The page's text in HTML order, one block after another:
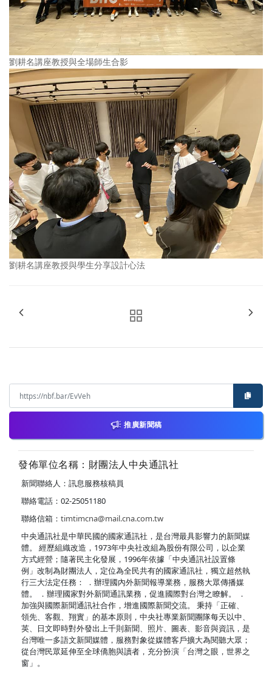
劉耕名講座教授與全場師生合影
劉耕名講座教授與學生分享設計心法
推廣新聞稿
發佈單位名稱：財團法人中央通訊社
新聞聯絡人：訊息服務核稿員
聯絡電話：02-25051180
聯絡信箱： timtimcna@mail.cna.com.tw
中央通訊社是中華民國的國家通訊社，是台灣最具影響力的新聞媒
體。 經歷組織改造，1973年中央社改組為股份有限公司，以企業
方式經營；隨著民主化發展，1996年依據「中央通訊社設置條
例」改制為財團法人，定位為全民共有的國家通訊社，獨立超然執
行三大法定任務： ．辦理國內外新聞報導業務，服務大眾傳播媒
體。 ．辦理國家對外新聞通訊業務，促進國際對台灣之瞭解。 ．
加強與國際新聞通訊社合作，增進國際新聞交流。 秉持「正確、
領先、客觀、翔實」的基本原則，中央社專業新聞團隊每天以中、
英、日文即時對外發出上千則新聞、照片、圖表、影音與資訊，是
台灣唯一多語文新聞媒體，服務對象從媒體客戶擴大為閱聽大眾；
從台灣民眾延伸至全球僑胞與讀者，充分扮演「台灣之眼，世界之
窗」。